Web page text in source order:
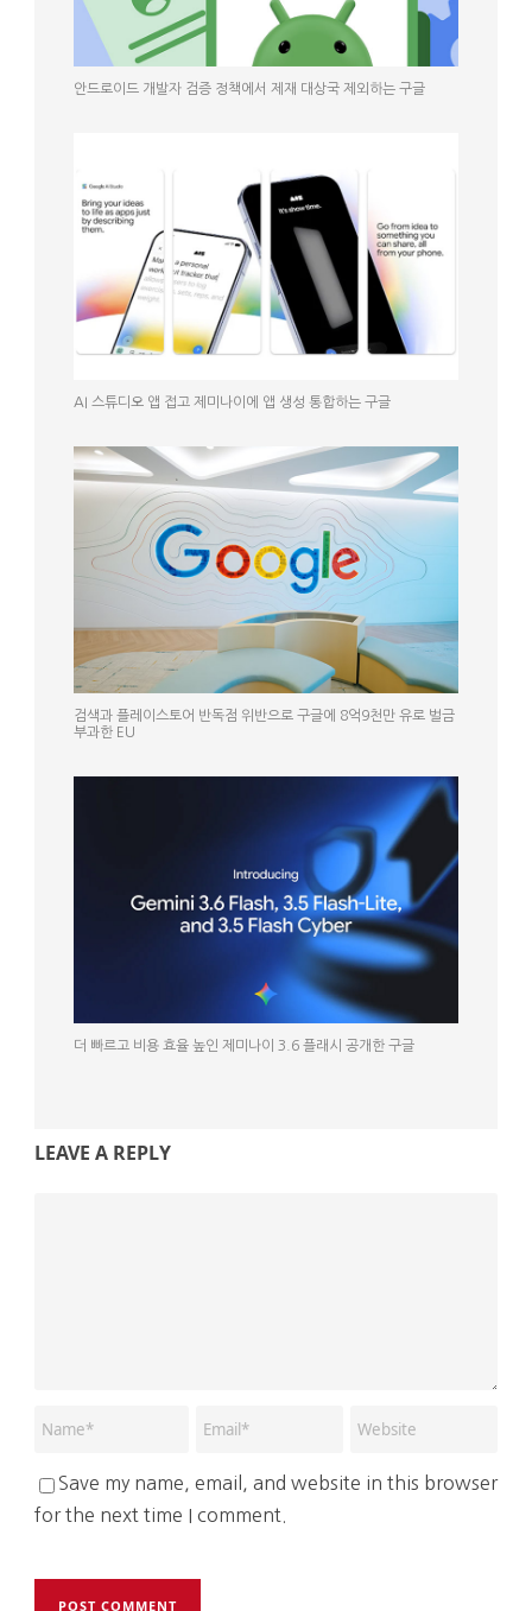
안드로이드 개발자 검증 정책에서 제재 대상국 제외하는 구글
AI 스튜디오 앱 접고 제미나이에 앱 생성 통합하는 구글
검색과 플레이스토어 반독점 위반으로 구글에 8억9천만 유로 벌금
부과한 EU
더 빠르고 비용 효율 높인 제미나이 3.6 플래시 공개한 구글
LEAVE A REPLY
Save my name, email, and website in this browser
for the next time I comment.